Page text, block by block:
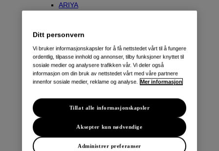
ARIYA
e-NV200 Evalia
Navara
Townstar Varebil
Ditt personvern
Vi bruker informasjonskapsler for å få nettstedet vårt til å fungere
ordentlig, tilpasse innhold og annonser, tilby funksjoner knyttet til
sosiale medier og analysere trafikken vår. Vi deler også
informasjon om din bruk av nettstedet vårt med våre partnere
innenfor sosiale medier, reklame og analyse. Mer informasjon
Administrer preferanser
Aksepter kun nødvendige
Tillat alle informasjonskapsler